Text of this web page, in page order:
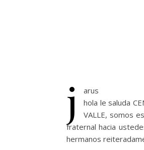
j
arus
hola le saluda
VALLE, somos
fraternal hacia
hermanos